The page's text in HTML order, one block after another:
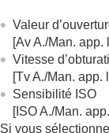
Valeur
[Av A./Man. app.
Vitesse
[Tv A./Man. app.
Sensibilité ISO
[ISO A./Man.
Si vous